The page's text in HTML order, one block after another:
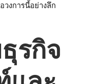
งการนี้อย่างลึก
รกิจ